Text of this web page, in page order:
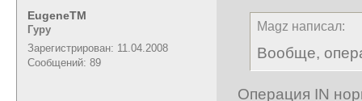
EugeneTM
Гуру
Зарегистрирован: 11.04.2008
Сообщений: 89
Magz написал:
Вообще,
Операция IN